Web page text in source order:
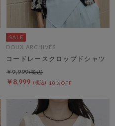
DOUX ARCHIVES
コードレースクロップドシャツ
￥8,999 10％OFF
￥9,999